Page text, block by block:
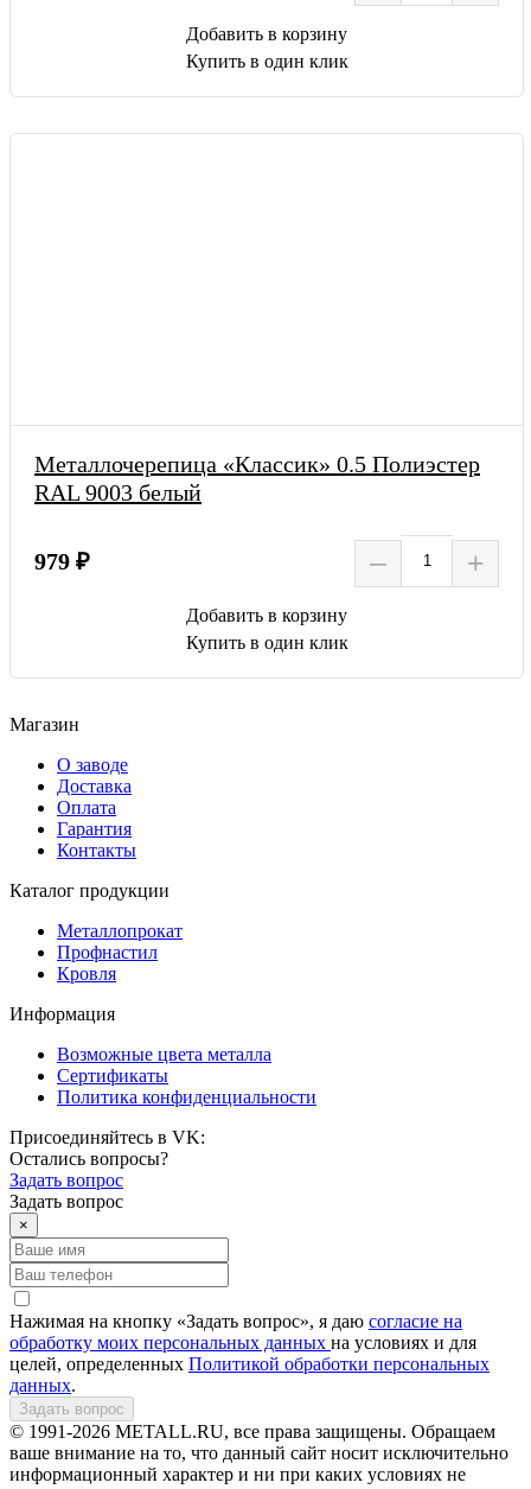
Добавить в корзину
Купить в один клик
Металлочерепица «Классик» 0.5 Полиэстер
RAL 9003 белый
979 ₽ – +
Добавить в корзину
Купить в один клик
Магазин
О заводе
Доставка
Оплата
Гарантия
Контакты
Каталог продукции
Металлопрокат
Профнастил
Кровля
Информация
Возможные цвета металла
Сертификаты
Политика конфиденциальности
Присоединяйтесь в VK:
Остались вопросы?
Задать вопрос
Задать вопрос
×
Нажимая на кнопку «Задать вопрос», я даю согласие на
обработку моих персональных данных на условиях и для
целей, определенных Политикой обработки персональных
данных.
Задать вопрос
© 1991-2026 METALL.RU, все права защищены. Обращаем
ваше внимание на то, что данный сайт носит исключительно
информационный характер и ни при каких условиях не